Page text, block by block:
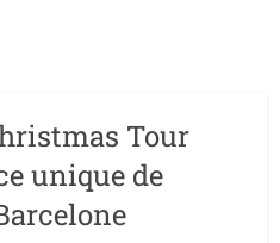
Tour
unique de